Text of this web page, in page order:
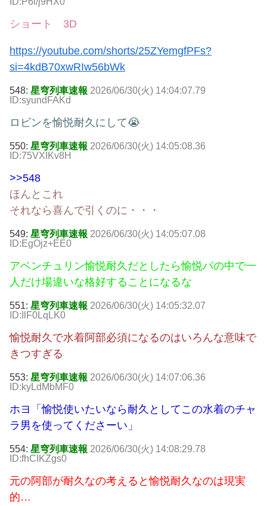
ショート 3D
https://youtube.com/shorts/25ZYemgfPFs?
si=4kdB70xwRIw56bWk
548: 星穹列車速報 2026/06/30(火) 14:04:07.79
ID:syundFAKd
ロビンを愉悦耐久にして😭
550: 星穹列車速報 2026/06/30(火) 14:05:08.36
ID:75VXIKv8H
>>548
ほんとこれ
それなら喜んで引くのに・・・
549: 星穹列車速報 2026/06/30(火) 14:05:07.08
ID:EgOjz+EE0
アベンチュリン愉悦耐久だとしたら愉悦パの中で一
人だけ場違いな格好することになるな
551: 星穹列車速報 2026/06/30(火) 14:05:32.07
ID:IlF0LqLK0
愉悦耐久で水着阿部必須になるのはいろんな意味で
きつすぎる
553: 星穹列車速報 2026/06/30(火) 14:07:06.36
ID:kyLdMbMF0
ホヨ「愉悦使いたいなら耐久としてこの水着のチャ
ラ男を使ってくださーい」
554: 星穹列車速報 2026/06/30(火) 14:08:29.78
ID:fhCIKZgs0
元の阿部が耐久なの考えると愉悦耐久なのは現実
的…